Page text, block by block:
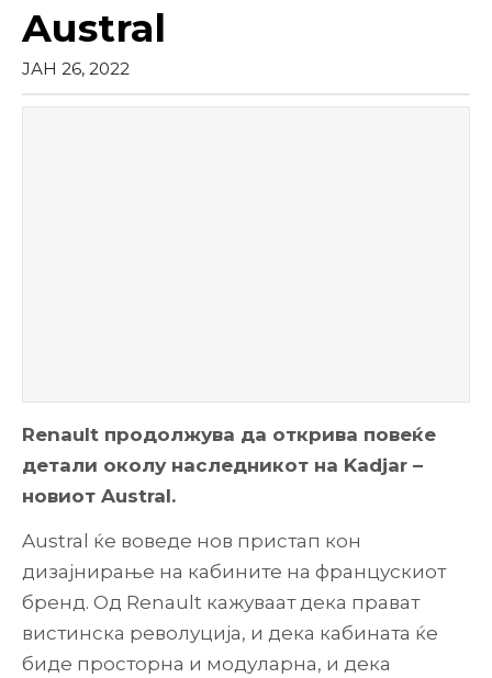
Austral
ЈАН 26, 2022
Renault продолжува да открива повеќе
детали околу наследникот на Kadjar –
новиот Austral.
Austral ќе воведе нов пристап кон
дизајнирање на кабините на францускиот
бренд. Од Renault кажуваат дека прават
вистинска револуција, и дека кабината ќе
биде просторна и модуларна, и дека